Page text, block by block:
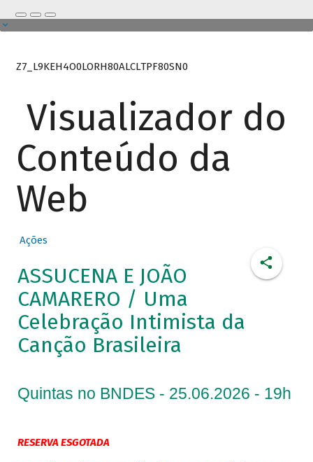
Z7_L9KEH4O0LORH80ALCLTPF80SN0
Visualizador do
Conteúdo da
Web
Ações
ASSUCENA E JOÃO
CAMARERO / Uma
Celebração Intimista da
Canção Brasileira
Quintas no BNDES - 25.06.2026 - 19h
RESERVA ESGOTADA